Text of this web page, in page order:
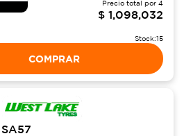
Precio total por 4
$ 1,098,032
Stock:15
COMPRAR
SA57